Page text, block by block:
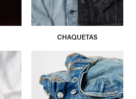
CHAQUETAS